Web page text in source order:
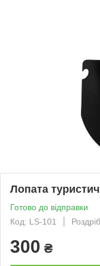
Лопата
Готово до відправки
Код: LS-101
Роздріб
300 ₴